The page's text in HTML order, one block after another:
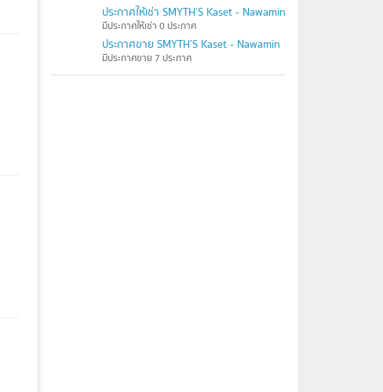
ประกาศให้เช่า SMYTH’S Kaset - Nawamin
มีประกาศให้เช่า 0 ประกาศ
ประกาศขาย SMYTH’S Kaset - Nawamin
มีประกาศขาย 7 ประกาศ